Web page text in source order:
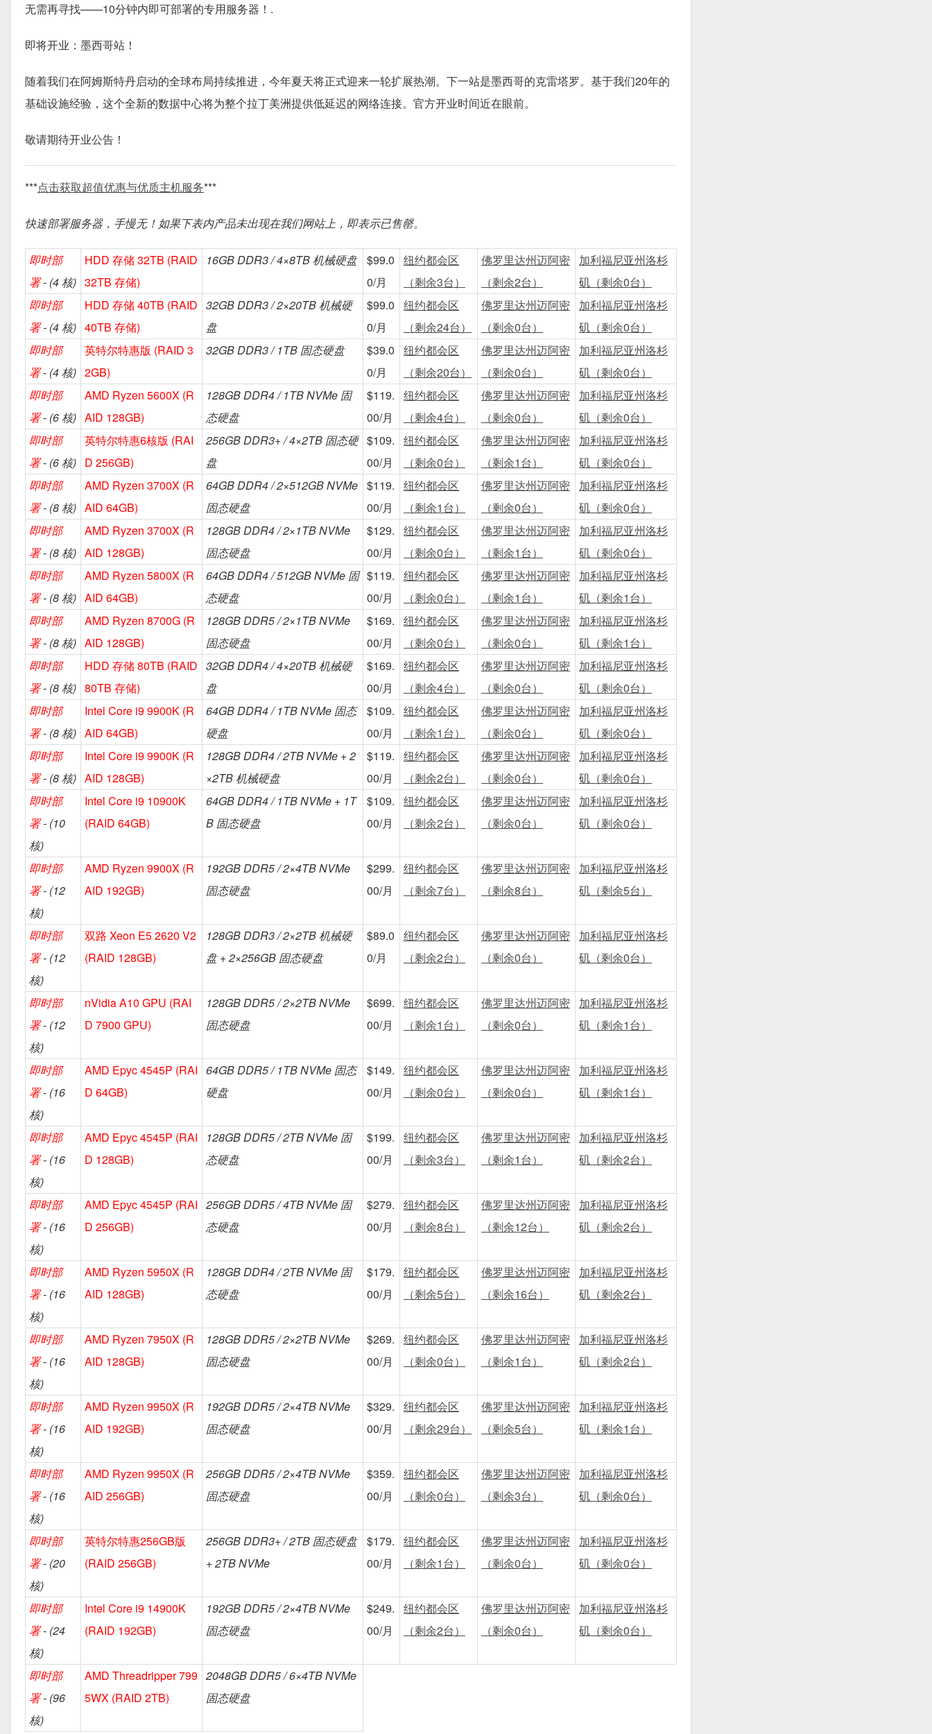
无需再寻找——10分钟内即可部署的专用服务器！ .
即将开业：墨西哥站！
随着我们在阿姆斯特丹启动的全球布局持续推进，今年夏天将正式迎来一轮扩展热潮。下一站是墨西哥的克雷塔罗。基于我们20年的
基础设施经验，这个全新的数据中心将为整个拉丁美洲提供低延迟的网络连接。官方开业时间近在眼前。
敬请期待开业公告！
***点击获取超值优惠与优质主机服务***
快速部署服务器，手慢无！如果下表内产品未出现在我们网站上，即表示已售罄。
即时部
署- (4 核)
HDD 存储 32TB (RAID
32TB 存储)
16GB DDR3 / 4×8TB 机械硬盘
$99.0
0/月
纽约都会区
（剩余3台）
佛罗里达州迈阿密
（剩余2台）
加利福尼亚州洛杉
矶（剩余0台）
即时部
署- (4 核)
HDD 存储 40TB (RAID
40TB 存储)
32GB DDR3 / 2×20TB 机械硬
盘
$99.0
0/月
纽约都会区
（剩余24台）
佛罗里达州迈阿密
（剩余0台）
加利福尼亚州洛杉
矶（剩余0台）
即时部
署- (4 核)
英特尔特惠版 (RAID 3
2GB)
32GB DDR3 / 1TB 固态硬盘
$39.0
0/月
纽约都会区
（剩余20台）
佛罗里达州迈阿密
（剩余0台）
加利福尼亚州洛杉
矶（剩余0台）
即时部
署- (6 核)
AMD Ryzen 5600X (R
AID 128GB)
128GB DDR4 / 1TB NVMe 固
态硬盘
$119.
00/月
纽约都会区
（剩余4台）
佛罗里达州迈阿密
（剩余0台）
加利福尼亚州洛杉
矶（剩余0台）
即时部
署- (6 核)
英特尔特惠6核版 (RAI
D 256GB)
256GB DDR3+ / 4×2TB 固态硬
盘
$109.
00/月
纽约都会区
（剩余0台）
佛罗里达州迈阿密
（剩余1台）
加利福尼亚州洛杉
矶（剩余0台）
即时部
署- (8 核)
AMD Ryzen 3700X (R
AID 64GB)
64GB DDR4 / 2×512GB NVMe
固态硬盘
$119.
00/月
纽约都会区
（剩余1台）
佛罗里达州迈阿密
（剩余0台）
加利福尼亚州洛杉
矶（剩余0台）
即时部
署- (8 核)
AMD Ryzen 3700X (R
AID 128GB)
128GB DDR4 / 2×1TB NVMe
固态硬盘
$129.
00/月
纽约都会区
（剩余0台）
佛罗里达州迈阿密
（剩余1台）
加利福尼亚州洛杉
矶（剩余0台）
即时部
署- (8 核)
AMD Ryzen 5800X (R
AID 64GB)
64GB DDR4 / 512GB NVMe 固
态硬盘
$119.
00/月
纽约都会区
（剩余0台）
佛罗里达州迈阿密
（剩余1台）
加利福尼亚州洛杉
矶（剩余1台）
即时部
署- (8 核)
AMD Ryzen 8700G (R
AID 128GB)
128GB DDR5 / 2×1TB NVMe
固态硬盘
$169.
00/月
纽约都会区
（剩余0台）
佛罗里达州迈阿密
（剩余0台）
加利福尼亚州洛杉
矶（剩余1台）
即时部
署- (8 核)
HDD 存储 80TB (RAID
80TB 存储)
32GB DDR4 / 4×20TB 机械硬
盘
$169.
00/月
纽约都会区
（剩余4台）
佛罗里达州迈阿密
（剩余0台）
加利福尼亚州洛杉
矶（剩余0台）
即时部
署- (8 核)
Intel Core i9 9900K (R
AID 64GB)
64GB DDR4 / 1TB NVMe 固态
硬盘
$109.
00/月
纽约都会区
（剩余1台）
佛罗里达州迈阿密
（剩余0台）
加利福尼亚州洛杉
矶（剩余0台）
即时部
署- (8 核)
Intel Core i9 9900K (R
AID 128GB)
128GB DDR4 / 2TB NVMe + 2
×2TB 机械硬盘
$119.
00/月
纽约都会区
（剩余2台）
佛罗里达州迈阿密
（剩余0台）
加利福尼亚州洛杉
矶（剩余0台）
即时部
署- (10
核)
Intel Core i9 10900K
(RAID 64GB)
64GB DDR4 / 1TB NVMe + 1T
B 固态硬盘
$109.
00/月
纽约都会区
（剩余2台）
佛罗里达州迈阿密
（剩余0台）
加利福尼亚州洛杉
矶（剩余0台）
即时部
署- (12
核)
AMD Ryzen 9900X (R
AID 192GB)
192GB DDR5 / 2×4TB NVMe
固态硬盘
$299.
00/月
纽约都会区
（剩余7台）
佛罗里达州迈阿密
（剩余8台）
加利福尼亚州洛杉
矶（剩余5台）
即时部
署- (12
核)
双路 Xeon E5 2620 V2
(RAID 128GB)
128GB DDR3 / 2×2TB 机械硬
盘 + 2×256GB 固态硬盘
$89.0
0/月
纽约都会区
（剩余2台）
佛罗里达州迈阿密
（剩余0台）
加利福尼亚州洛杉
矶（剩余0台）
即时部
署- (12
核)
nVidia A10 GPU (RAI
D 7900 GPU)
128GB DDR5 / 2×2TB NVMe
固态硬盘
$699.
00/月
纽约都会区
（剩余1台）
佛罗里达州迈阿密
（剩余0台）
加利福尼亚州洛杉
矶（剩余1台）
即时部
署- (16
核)
AMD Epyc 4545P (RAI
D 64GB)
64GB DDR5 / 1TB NVMe 固态
硬盘
$149.
00/月
纽约都会区
（剩余0台）
佛罗里达州迈阿密
（剩余0台）
加利福尼亚州洛杉
矶（剩余1台）
即时部
署- (16
核)
AMD Epyc 4545P (RAI
D 128GB)
128GB DDR5 / 2TB NVMe 固
态硬盘
$199.
00/月
纽约都会区
（剩余3台）
佛罗里达州迈阿密
（剩余1台）
加利福尼亚州洛杉
矶（剩余2台）
即时部
署- (16
核)
AMD Epyc 4545P (RAI
D 256GB)
256GB DDR5 / 4TB NVMe 固
态硬盘
$279.
00/月
纽约都会区
（剩余8台）
佛罗里达州迈阿密
（剩余12台）
加利福尼亚州洛杉
矶（剩余2台）
即时部
署- (16
核)
AMD Ryzen 5950X (R
AID 128GB)
128GB DDR4 / 2TB NVMe 固
态硬盘
$179.
00/月
纽约都会区
（剩余5台）
佛罗里达州迈阿密
（剩余16台）
加利福尼亚州洛杉
矶（剩余2台）
即时部
署- (16
核)
AMD Ryzen 7950X (R
AID 128GB)
128GB DDR5 / 2×2TB NVMe
固态硬盘
$269.
00/月
纽约都会区
（剩余0台）
佛罗里达州迈阿密
（剩余1台）
加利福尼亚州洛杉
矶（剩余2台）
即时部
署- (16
核)
AMD Ryzen 9950X (R
AID 192GB)
192GB DDR5 / 2×4TB NVMe
固态硬盘
$329.
00/月
纽约都会区
（剩余29台）
佛罗里达州迈阿密
（剩余5台）
加利福尼亚州洛杉
矶（剩余1台）
即时部
署- (16
核)
AMD Ryzen 9950X (R
AID 256GB)
256GB DDR5 / 2×4TB NVMe
固态硬盘
$359.
00/月
纽约都会区
（剩余0台）
佛罗里达州迈阿密
（剩余3台）
加利福尼亚州洛杉
矶（剩余0台）
即时部
署- (20
核)
英特尔特惠256GB版
(RAID 256GB)
256GB DDR3+ / 2TB 固态硬盘
+ 2TB NVMe
$179.
00/月
纽约都会区
（剩余1台）
佛罗里达州迈阿密
（剩余0台）
加利福尼亚州洛杉
矶（剩余0台）
即时部
署- (24
核)
Intel Core i9 14900K
(RAID 192GB)
192GB DDR5 / 2×4TB NVMe
固态硬盘
$249.
00/月
纽约都会区
（剩余2台）
佛罗里达州迈阿密
（剩余0台）
加利福尼亚州洛杉
矶（剩余0台）
即时部
署- (96
核)
AMD Threadripper 799
5WX (RAID 2TB)
2048GB DDR5 / 6×4TB NVMe
固态硬盘